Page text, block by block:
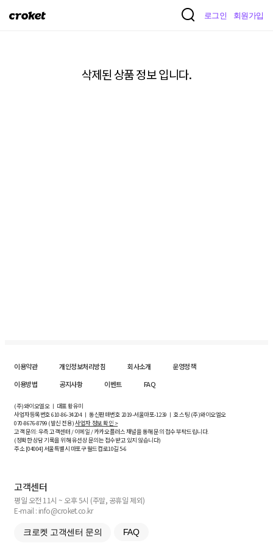
크
로그인 회원가입
삭제된 상품 정보 입니다.
이용약관 개인정보처리방침 회사소개
운영정책
이용방법
공지사항 이벤트 FAQ
(주)와이오엘오 ㅣ 대표 황유미
사업자등록번호610-86-34204ㅣ 통신판매번호 2019-서울마포-1239 ㅣ 호스팅 (주)와이오엘오
070-8676-8799 (발신 전용)사업자 정보 확인 >
고객 문의: 우측 고객센터 / 이메일 / 카카오플러스 채널을 통해 문의 접수 부탁드립니다.
(정확한 상담 기록을 위해 유선상 문의는 접수받고 있지 않습니다)
주소 [04004] 서울특별시 마포구 월드컵로10길5-6
고객센터
평일 오전 11시 ~ 오후 5시 (주말, 공휴일 제외)
E-mail : info@croket.co.kr
크로켓 고객센터 문의 FAQ